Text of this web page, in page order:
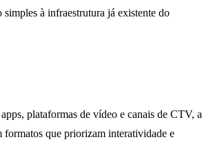
à infraestrutura já existente do
plataformas de vídeo e canais de CTV, a
formatos que priorizam interatividade e